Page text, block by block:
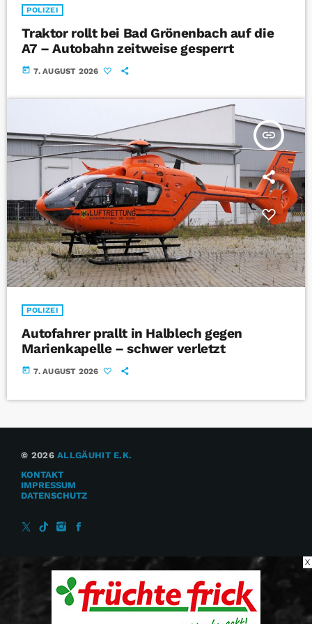
POLIZEI
Traktor rollt bei Bad Grönenbach auf die
A7 – Autobahn zeitweise gesperrt
today 7. AUGUST 2026
insert_link
POLIZEI
Autofahrer prallt in Halblech gegen
Marienkapelle – schwer verletzt
today 7. AUGUST 2026
© 2026ALLGÄUHIT E.K.
KONTAKT
IMPRESSUM
DATENSCHUTZ
X